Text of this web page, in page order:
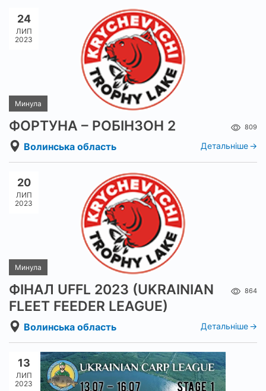
24
ЛИП
2023
Минула
ФОРТУНА – РОБІНЗОН 2 809
Волинська область Детальніше
20
ЛИП
2023
Минула
ФІНАЛ UFFL 2023 (UKRAINIAN
FLEET FEEDER LEAGUE)
864
Волинська область Детальніше
13
ЛИП
2023